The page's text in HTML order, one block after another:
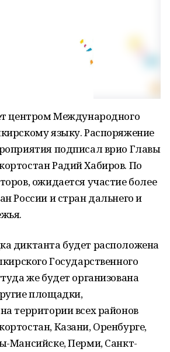
центром Международного
языку. Распоряжение
подписал врио Главы
Радий Хабиров. По
ожидается участие более
России и стран дальнего и
диктанта будет расположена
Государственного
же будет организована
площадки,
территории всех районов
Казани, Оренбурге,
Мансийске, Перми, Санкт-